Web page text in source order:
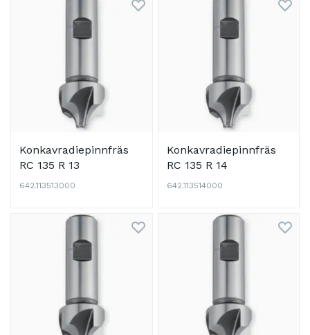
Konkavradiepinnfräs
RC 135 R 13
642.113513000
Konkavradiepinnfräs
RC 135 R 14
642.113514000